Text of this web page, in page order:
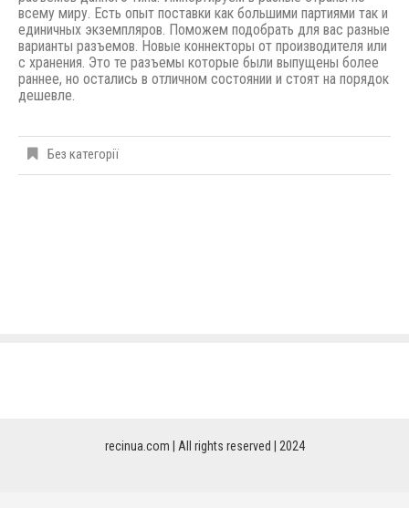
всему миру. Есть опыт поставки как большими партиями так и
единичных экземпляров. Поможем подобрать для вас разные
варианты разъемов. Новые коннекторы от производителя или
с хранения. Это те разъемы которые были выпущены более
раннее, но остались в отличном состоянии и стоят на порядок
дешевле.
Без категорії
recinua.com | All rights reserved | 2024